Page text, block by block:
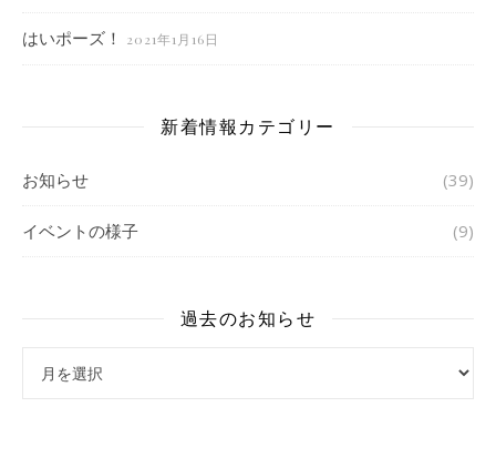
はいポーズ！ 2021年1月16日
新着情報カテゴリー
お知らせ (39)
イベントの様子 (9)
過去のお知らせ